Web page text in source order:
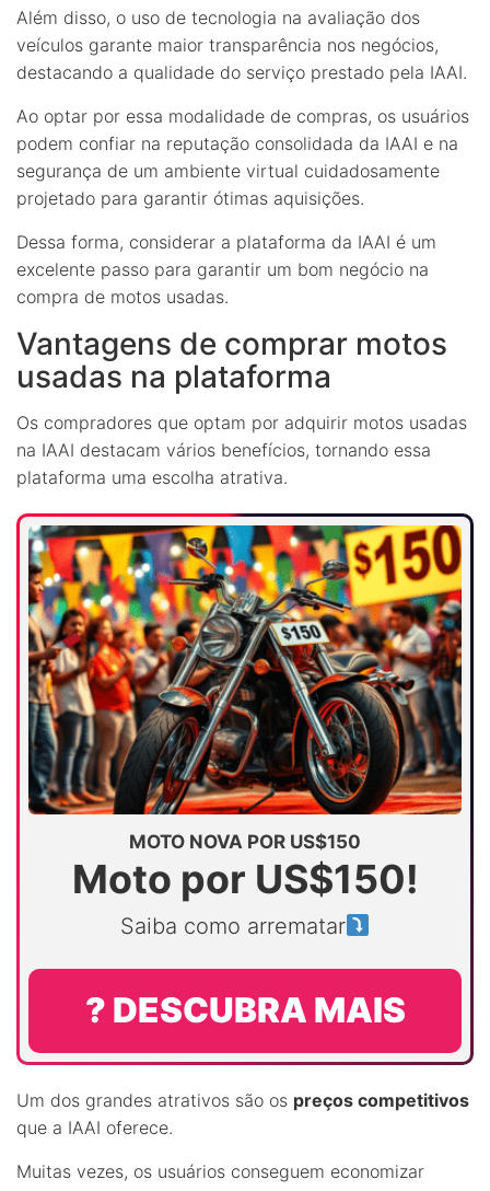
Além disso, o uso de tecnologia na avaliação dos
veículos garante maior transparência nos negócios,
destacando a qualidade do serviço prestado pela IAAI.
Ao optar por essa modalidade de compras, os usuários
podem confiar na reputação consolidada da IAAI e na
segurança de um ambiente virtual cuidadosamente
projetado para garantir ótimas aquisições.
Dessa forma, considerar a plataforma da IAAI é um
excelente passo para garantir um bom negócio na
compra de motos usadas.
Vantagens de comprar motos
usadas na plataforma
Os compradores que optam por adquirir motos usadas
na IAAI destacam vários benefícios, tornando essa
plataforma uma escolha atrativa.
MOTO NOVA POR US$150
Moto por US$150!
Saiba como arrematar
? DESCUBRA MAIS
Um dos grandes atrativos são os preços competitivos
que a IAAI oferece.
Muitas vezes, os usuários conseguem economizar